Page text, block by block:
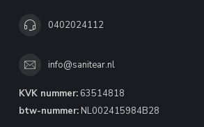
0402024112
info@sanitear.nl
KVK nummer: 63514818
btw-nummer: NL002415984B28